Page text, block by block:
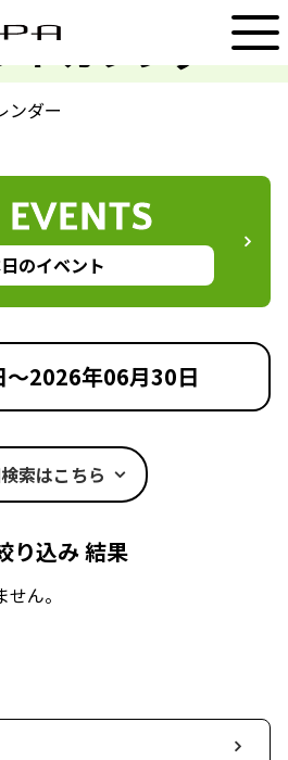
トカレンダー
ンダー
のイベント
2026年06月30日
索はこちら
り込み 結果
ん。